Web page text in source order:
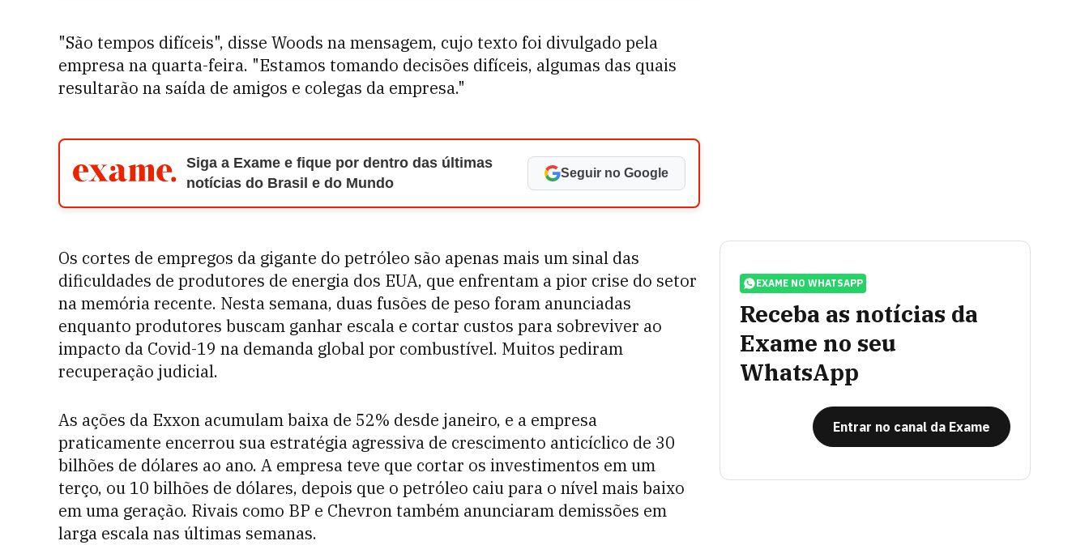
"São tempos difíceis", disse Woods na mensagem, cujo texto foi divulgado pela
empresa na quarta-feira. "Estamos tomando decisões difíceis, algumas das quais
resultarão na saída de amigos e colegas da empresa."
Siga a Exame e fique por dentro das últimas
notícias do Brasil e do Mundo
Seguir no Google
Os cortes de empregos da gigante do petróleo são apenas mais um sinal das
dificuldades de produtores de energia dos EUA, que enfrentam a pior crise do setor
na memória recente. Nesta semana, duas fusões de peso foram anunciadas
enquanto produtores buscam ganhar escala e cortar custos para sobreviver ao
impacto da Covid-19 na demanda global por combustível. Muitos pediram
recuperação judicial.
As ações da Exxon acumulam baixa de 52% desde janeiro, e a empresa
praticamente encerrou sua estratégia agressiva de crescimento anticíclico de 30
bilhões de dólares ao ano. A empresa teve que cortar os investimentos em um
terço, ou 10 bilhões de dólares, depois que o petróleo caiu para o nível mais baixo
em uma geração. Rivais como BP e Chevron também anunciaram demissões em
larga escala nas últimas semanas.
EXAME NO WHATSAPP
Receba as notícias da
Exame no seu
WhatsApp
Entrar no canal da Exame